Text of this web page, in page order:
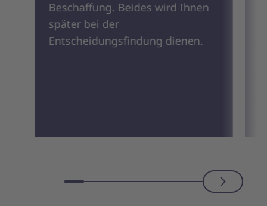
Beschaffung. Beides wird Ihnen
später bei der
Entscheidungsfindung dienen.